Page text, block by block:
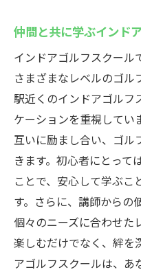
ゴルフ初心者に
初心者が安心
楽しく学べる
最新技術でゴルフ
ルフスクールウテ
最新技術を駆
テクノロジー
体験
未来のゴルフ
技術の進化が
み方
仲間と共に学ぶインド
インドアゴルフスクール
さまざまなレベルのゴル
駅近くのインドアゴルフ
ケーションを重視してい
互いに励まし合い、ゴル
きます。初心者にとって
ことで、安心して学ぶこ
す。さらに、講師からの
個々のニーズに合わせた
楽しむだけでなく、絆を
アゴルフスクールは、あ